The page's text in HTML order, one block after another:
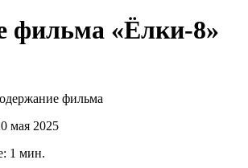
фильма «Ёлки-8»
мая 2025
1 мин.